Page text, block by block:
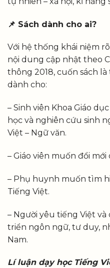
📌 Sách dành cho ai?
Với hệ thống khái niệm
nội dung cập nhật theo
thông 2018, cuốn sách
dành cho:
– Sinh viên Khoa Giáo
học và nghiên cứu sinh
Việt – Ngữ văn.
– Giáo viên muốn đổi mới
– Phụ huynh muốn tìm
Tiếng Việt.
– Người yêu tiếng Việt
triển ngôn ngữ, tư duy,
Nam.
Lí luận dạy học Tiếng